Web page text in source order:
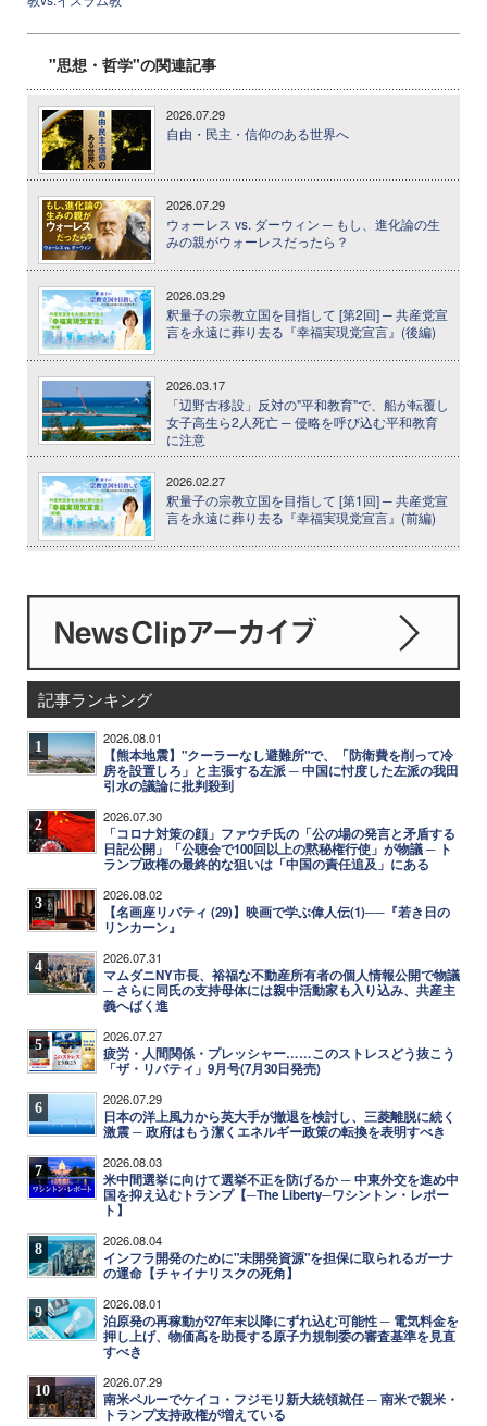
"思想・哲学"の関連記事
2026.07.29
自由・民主・信仰のある世界へ
2026.07.29
ウォーレス vs. ダーウィン ─ もし、進化論の生
みの親がウォーレスだったら？
2026.03.29
釈量子の宗教立国を目指して [第2回] ─ 共産党宣
言を永遠に葬り去る『幸福実現党宣言』(後編)
2026.03.17
「辺野古移設」反対の"平和教育"で、船が転覆し
女子高生ら2人死亡 ─ 侵略を呼び込む平和教育
に注意
2026.02.27
釈量子の宗教立国を目指して [第1回] ─ 共産党宣
言を永遠に葬り去る『幸福実現党宣言』(前編)
記事ランキング
1 2026.08.01
【熊本地震】"クーラーなし避難所"で、「防衛費を削って冷
房を設置しろ」と主張する左派 ─ 中国に忖度した左派の我田
引水の議論に批判殺到
2 2026.07.30
「コロナ対策の顔」ファウチ氏の「公の場の発言と矛盾する
日記公開」「公聴会で100回以上の黙秘権行使」が物議 ─ ト
ランプ政権の最終的な狙いは「中国の責任追及」にある
3 2026.08.02
【名画座リバティ (29)】映画で学ぶ偉人伝(1)──『若き日の
リンカーン』
4 2026.07.31
マムダニNY市長、裕福な不動産所有者の個人情報公開で物議
─ さらに同氏の支持母体には親中活動家も入り込み、共産主
義へばく進
5 2026.07.27
疲労・人間関係・プレッシャー……このストレスどう抜こう
「ザ・リバティ」9月号(7月30日発売)
6 2026.07.29
日本の洋上風力から英大手が撤退を検討し、三菱離脱に続く
激震 ─ 政府はもう潔くエネルギー政策の転換を表明すべき
7 2026.08.03
米中間選挙に向けて選挙不正を防げるか ─ 中東外交を進め中
国を抑え込むトランプ【─The Liberty─ワシントン・レポー
ト】
8 2026.08.04
インフラ開発のために"未開発資源"を担保に取られるガーナ
の運命【チャイナリスクの死角】
9 2026.08.01
泊原発の再稼動が27年末以降にずれ込む可能性 ─ 電気料金を
押し上げ、物価高を助長する原子力規制委の審査基準を見直
すべき
10 2026.07.29
南米ペルーでケイコ・フジモリ新大統領就任 ─ 南米で親米・
トランプ支持政権が増えている